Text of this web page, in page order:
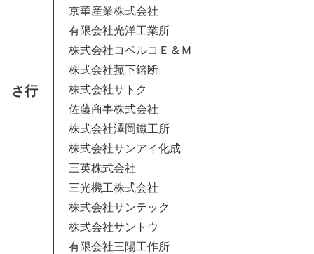
京華産業株式会社
有限会社光洋工業所
株式会社コベルコＥ＆Ｍ
株式会社菰下鎔断
さ行
株式会社サトク
佐藤商事株式会社
株式会社澤岡鐵工所
株式会社サンアイ化成
三英株式会社
三光機工株式会社
株式会社サンテック
株式会社サントウ
有限会社三陽工作所